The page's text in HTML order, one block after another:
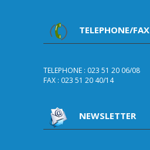
TELEPHONE/FAX
TELEPHONE : 023 51 20 06/08
FAX : 023 51 20 40/14
NEWSLETTER